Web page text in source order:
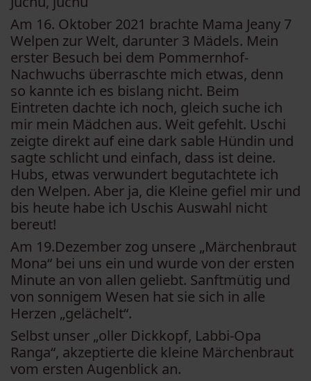
Am 16. Oktober 2021 brachte Mama Jeany 7
Welpen zur Welt, darunter 3 Mädels. Mein
erster Besuch bei dem Pommernhof-
Nachwuchs überraschte mich etwas, denn
so kannte ich es bislang nicht. Beim
Eintreten dachte ich noch, gleich suche ich
mir mein Mädchen aus. Weit gefehlt. Uschi
zeigte direkt auf eine dark sable Hündin und
sagte schlicht und einfach, dass ist deine.
Hubs, etwas verwundert begutachtete ich
den Welpen. Aber ja, die Kleine gefiel mir und
bis heute habe ich Uschis Auswahl nicht
bereut!
Am 19.Dezember zog unsere „Märchenbraut
Mona“ bei uns ein und wurde von der ersten
Minute an von allen geliebt. Sanftmütig und
von sonnigem Wesen hat sie sich in alle
Herzen „gelächelt“.
Selbst unser „oller Dickkopf, Labbi-Opa
Ranga“, akzeptierte die kleine Märchenbraut
vom ersten Augenblick an.